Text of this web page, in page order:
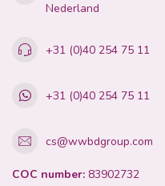
Nederland
+31 (0)40 254 75 11
+31 (0)40 254 75 11
cs@wwbdgroup.com
COC number: 83902732